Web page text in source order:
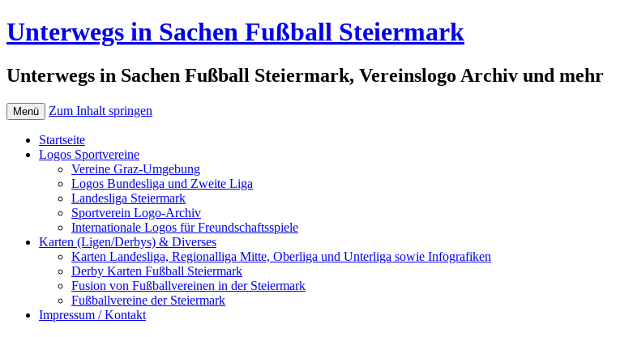
Unterwegs in Sachen Fußball Steiermark
Unterwegs in Sachen Fußball Steiermark, Vereinslogo Archiv und mehr
Menü Zum Inhalt springen
Startseite
Logos Sportvereine
Vereine Graz-Umgebung
Logos Bundesliga und Zweite Liga
Landesliga Steiermark
Sportverein Logo-Archiv
Internationale Logos für Freundschaftsspiele
Karten (Ligen/Derbys) & Diverses
Karten Landesliga, Regionalliga Mitte, Oberliga und Unterliga sowie Infografiken
Derby Karten Fußball Steiermark
Fusion von Fußballvereinen in der Steiermark
Fußballvereine der Steiermark
Impressum / Kontakt